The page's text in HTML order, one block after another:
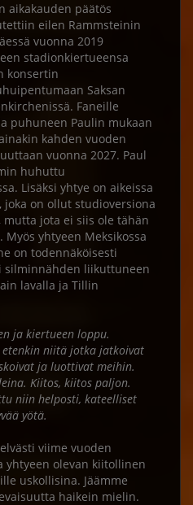
aikakauden päätös
eilen Rammsteinin
vuonna 2019
stadionkiertueensa
konsertin
Saksan
Faneille
puhuneen Paulin mukaan
kahden vuoden
vuonna 2027. Paul
huhuttu
Lisäksi yhtye on aikeissa
joka on ollut studioversiona
mutta jota ei siis ole tähän
yhtyeen Meksikossa
on todennäköisesti
silminnähden liikuttuneen
lavalla ja Tillin
ja kiertueen loppu.
niitä jotka jatkoivat
ja luottivat meihin.
Kiitos, kiitos paljon.
niin helposti, kateelliset
yötä.
viime vuoden
yhtyeen olevan kiitollinen
uskollisina. Jäämme
haikein mielin.